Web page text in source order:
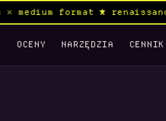
medium format ★
OCENY NARZĘDZIA CENNIK